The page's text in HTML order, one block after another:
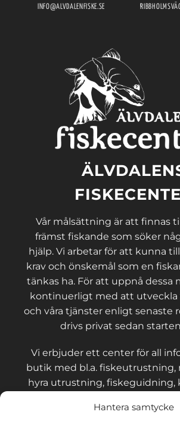
Hantera samtycke
INFO@ALVDALENFISKE.SE
Vår målsättning är att finnas
främst fiskande som söker
hjälp. Vi arbetar för att kunna
krav och önskemål som en
tänkas ha. För att uppnå dessa
kontinuerligt med att utveckla
och våra tjänster enligt senaste
drivs privat sedan
Vi erbjuder ett center för all
butik med bl.a.
hyra utrustning, fiskeguidning,